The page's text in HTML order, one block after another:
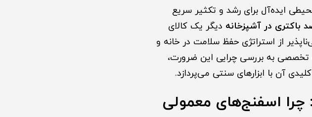
ایده‌آل برای رشد و تکثیر سریع
باکتری در آشپزخانه دیگر یک کالای
از استراتژی حفظ سلامت در خانه و
تخصصی به بررسی چرایی این ضرورت،
آن با ابزارهای سنتی می‌پردازد.
اسفنج‌های معمولی